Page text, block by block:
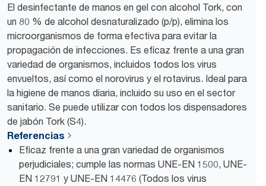
El desinfectante de manos en gel con alcohol Tork, con
un 80 % de alcohol desnaturalizado (p/p), elimina los
microorganismos de forma efectiva para evitar la
propagación de infecciones. Es eficaz frente a una gran
variedad de organismos, incluidos todos los virus
envueltos, así como el norovirus y el rotavirus. Ideal para
la higiene de manos diaria, incluido su uso en el sector
sanitario. Se puede utilizar con todos los dispensadores
de jabón Tork (S4).
Referencias
Eficaz frente a una gran variedad de organismos
perjudiciales; cumple las normas UNE-EN 1500, UNE-
EN 12791 y UNE-EN 14476 (Todos los virus